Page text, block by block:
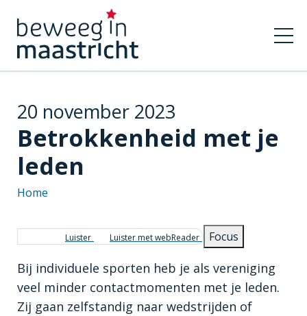
20 november 2023
Betrokkenheid met je
leden
Kruimelpad
Home
Luister Luister met webReader Focus
Bij individuele sporten heb je als vereniging
veel minder contactmomenten met je leden.
Zij gaan zelfstandig naar wedstrijden of